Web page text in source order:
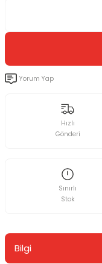
Yorum Yap
Hızlı
Gönderi
Sınırlı
Stok
Bilgi